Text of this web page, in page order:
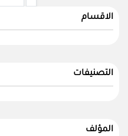
الاقسام
التصنيفات
المؤلف